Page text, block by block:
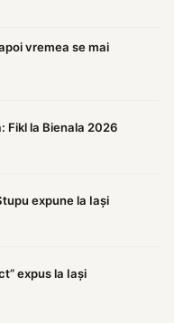
vremea se mai
Fikl la Bienala 2026
expune la Iași
expus la Iași